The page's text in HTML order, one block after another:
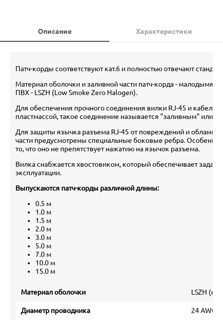
Описание Характеристики
Патч-корды соответствуют кат.6 и полностью отвечают
Материал оболочки и заливной части патч-корда -
ПВХ - LSZH (Low Smoke Zero Halogen).
Для обеспечения прочного соединения вилки RJ-45 и кабеля
пластмассой, такое соединение называется "заливным" или
Для защиты язычка разъема RJ-45 от повреждений и
части предусмотрены специальные боковые ребра.
то, что оно не препятствует нажатию на язычок разъема.
Вилка снабжается хвостовиком, который обеспечивает
эксплуатации.
Выпускаются патч-корды различной длины:
0.5 м
1.0 м
1.5 м
2.0 м
3.0 м
5.0 м
7.0 м
10.0 м
15.0 м
Материал оболочки LSZH
Диаметр проводника 24 AWG